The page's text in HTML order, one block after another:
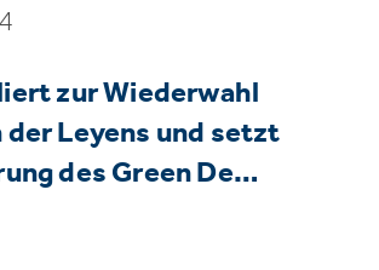
zur Wiederwahl
der Leyens und setzt
des Green De…